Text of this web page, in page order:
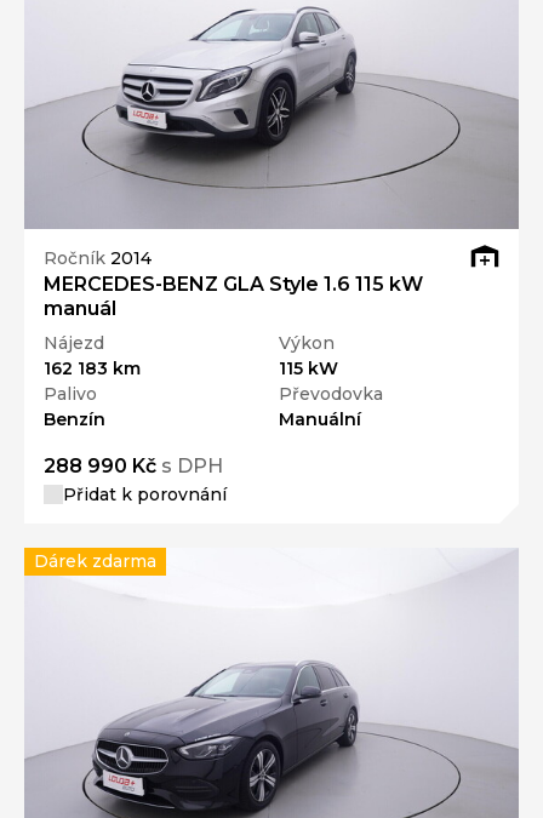
Ročník 2014
MERCEDES-BENZ GLA Style 1.6 115 kW
manuál
Nájezd
162 183 km
Výkon
115 kW
Palivo
Benzín
Převodovka
Manuální
288 990 Kč s DPH
Přidat k porovnání
Dárek zdarma